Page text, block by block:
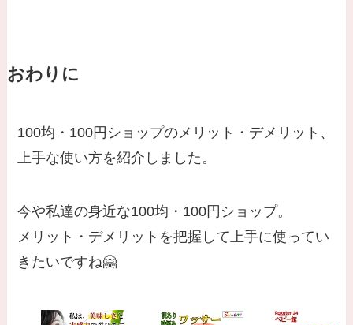
おわりに
100均・100円ショップのメリット・デメリット、
上手な使い方を紹介しました。
今や私達の身近な100均・100円ショップ。
メリット・デメリットを把握して上手に使ってい
きたいですね🤗